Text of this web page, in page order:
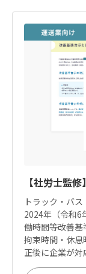
【社労士監
トラック・バ
2024年（令和6
働時間等改善基
拘束時間・休
正後に企業が対